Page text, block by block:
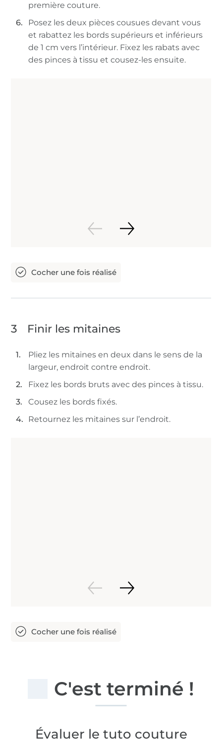
première couture.
Posez les deux pièces cousues devant vous
et rabattez les bords supérieurs et inférieurs
de 1 cm vers l’intérieur. Fixez les rabats avec
des pinces à tissu et cousez-les ensuite.
3 Finir les mitaines
Pliez les mitaines en deux dans le sens de la
largeur, endroit contre endroit.
Fixez les bords bruts avec des pinces à tissu.
Cousez les bords fixés.
Retournez les mitaines sur l’endroit.
C'est terminé !
Évaluer le tuto couture